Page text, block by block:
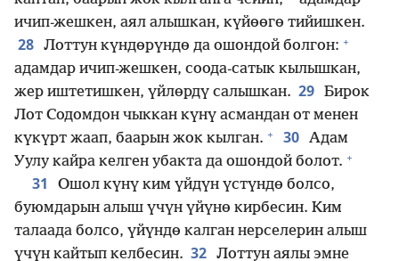
ичип-жешкен, аял алышкан, күйөөгө тийишкен.
28 Лоттун күндөрүндө да ошондой болгон: +
адамдар ичип-жешкен, соода-сатык кылышкан,
жер иштетишкен, үйлөрдү салышкан. 29 Бирок
Лот Содомдон чыккан күнү асмандан от менен
күкүрт жаап, баарын жок кылган. + 30 Адам
Уулу кайра келген убакта да ошондой болот. +
31
Ошол күнү ким үйдүн үстүндө болсо,
буюмдарын алыш үчүн үйүнө кирбесин. Ким
талаада болсо, үйүндө калган нерселерин алыш
үчүн кайтып келбесин. 32 Лоттун аялы эмне